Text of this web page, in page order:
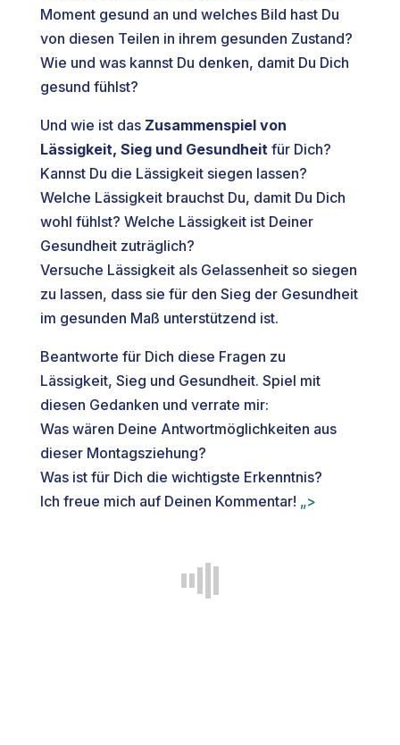
Moment gesund an und welches Bild hast Du
von diesen Teilen in ihrem gesunden Zustand?
Wie und was kannst Du denken, damit Du Dich
gesund fühlst?
Und wie ist das Zusammenspiel von
Lässigkeit, Sieg und Gesundheitfür Dich?
Kannst Du die Lässigkeit siegen lassen?
Welche Lässigkeit brauchst Du, damit Du Dich
wohl fühlst? Welche Lässigkeit ist Deiner
Gesundheit zuträglich?
Versuche Lässigkeit als Gelassenheit so siegen
zu lassen, dass sie für den Sieg der Gesundheit
im gesunden Maß unterstützend ist.
Beantworte für Dich diese Fragen zu
Lässigkeit, Sieg und Gesundheit. Spiel mit
diesen Gedanken und verrate mir:
Was wären Deine Antwortmöglichkeiten aus
dieser Montagsziehung?
Was ist für Dich die wichtigste Erkenntnis?
Ich freue mich auf Deinen Kommentar! „>